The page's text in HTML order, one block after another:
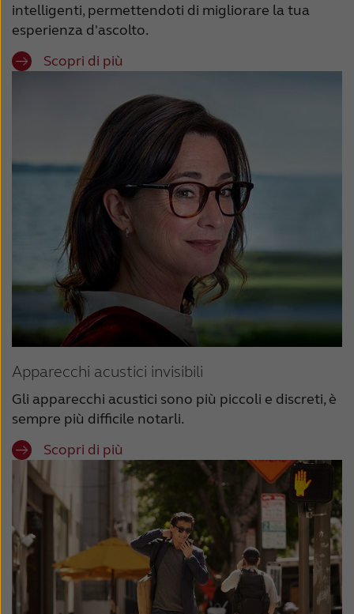
intelligenti, permettendoti di migliorare la tua
esperienza d'ascolto.
Scopri di più
Apparecchi acustici invisibili
Gli apparecchi acustici sono più piccoli e discreti, è
sempre più difficile notarli.
Scopri di più